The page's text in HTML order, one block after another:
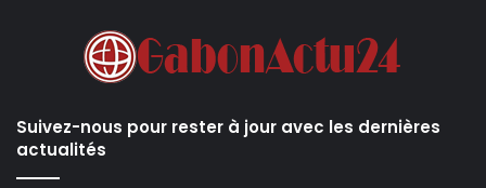
Suivez-nous pour rester à jour avec les dernières
actualités